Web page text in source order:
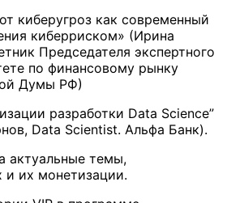
киберугроз как современный
киберриском» (Ирина
Председателя экспертного
по финансовому рынку
Думы РФ)
разработки Data Science”
Data Scientist. Альфа Банк).
актуальные темы,
их монетизации.